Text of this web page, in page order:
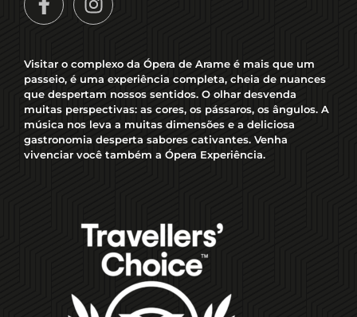
Visitar o complexo da Ópera de Arame é mais que um
passeio, é uma experiência completa, cheia de nuances
que despertam nossos sentidos. O olhar desvenda
muitas perspectivas: as cores, os pássaros, os ângulos. A
música nos leva a muitas dimensões e a deliciosa
gastronomia desperta sabores cativantes. Venha
vivenciar você também a Ópera Experiência.